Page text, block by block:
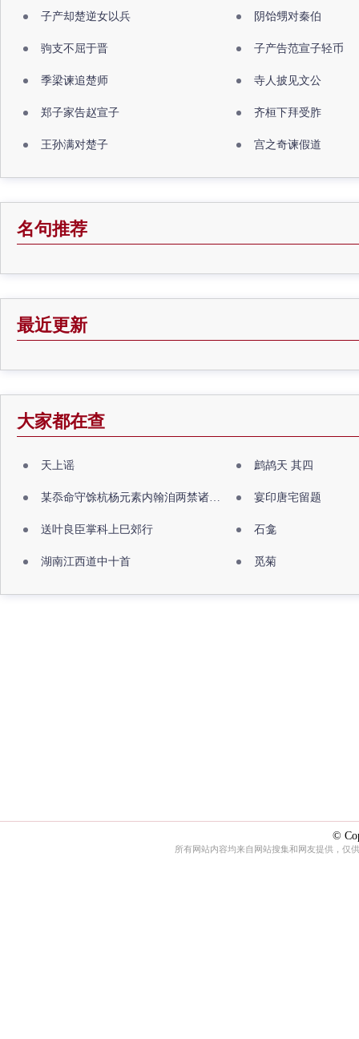
子产却楚逆女以兵 阴饴甥对秦伯
驹支不屈于晋 子产告范宣子轻币
季梁谏追楚师 寺人披见文公
郑子家告赵宣子 齐桓下拜受胙
王孙满对楚子 宫之奇谏假道
名句推荐
最近更新
大家都在查
天上谣 鹧鸪天 其四
某忝命守馀杭杨元素内翰洎两禁诸公出祖佛寺 宴印唐宅留题
送叶良臣掌科上巳郊行 石龛
湖南江西道中十首 觅菊
©
所有网站内容均来自网站搜集和网友提供，仅